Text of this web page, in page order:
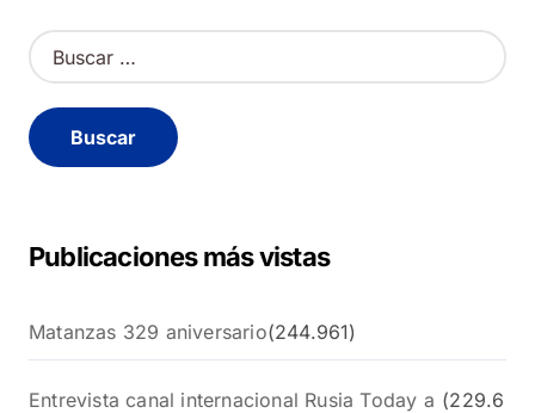
B
u
c
a
Publicaciones más vistas
Matanzas 329 aniversario(244.961)
Entrevista canal internacional Rusia Today a (229.6